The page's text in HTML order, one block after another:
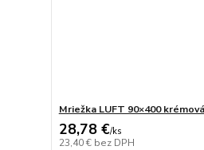
Mriežka LUFT 90×400
28,78 €/ks
23,40 € bez DPH